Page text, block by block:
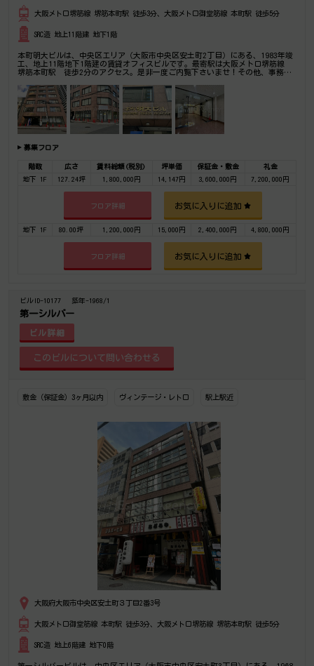
大阪メトロ堺筋線 堺筋本町駅 徒歩3分、大阪メトロ御堂筋線 本町駅 徒歩5分
SRC造 地上11階建 地下1階
本町明大ビルは、中央区エリア（大阪市中央区安土町2丁目）にある、1983年竣
工、地上11階地下1階建の賃貸オフィスビルです。最寄駅は大阪メトロ堺筋線
堺筋本町駅 徒歩2分のアクセス。是非一度ご内覧下さいませ！その他、事務
募集フロア
階数 広さ 賃料総額(税別) 坪単価 保証金・敷金
礼金
地下 1F
127.24坪 1,800,000円 14,147円 3,600,000円 7,200,000円
フロア詳細 お気に入りに追加
地下 1F 80.00坪 1,200,000円 15,000円 2,400,000円 4,800,000円
フロア詳細 お気に入りに追加
ビルID-10177 築年-1968/1
第一シルバー
ビル詳細
敷金（保証金）3ヶ月以内 ヴィンテージ・レトロ 駅上駅近
大阪府大阪市中央区安土町３丁目2番3号
大阪メトロ御堂筋線 本町駅 徒歩3分、大阪メトロ堺筋線 堺筋本町駅 徒歩5分
SRC造 地上6階建 地下0階